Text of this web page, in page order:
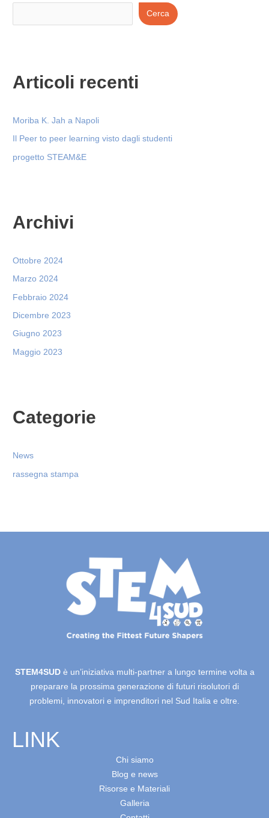
Cerca
Articoli recenti
Moriba K. Jah a Napoli
Il Peer to peer learning visto dagli studenti
progetto STEAM&E
Archivi
Ottobre 2024
Marzo 2024
Febbraio 2024
Dicembre 2023
Giugno 2023
Maggio 2023
Categorie
News
rassegna stampa
STEM4SUDè un’iniziativa multi-partner a lungo termine volta a
preparare la prossima generazione di futuri risolutori di
problemi, innovatori e imprenditori nel Sud Italia e oltre.
LINK
Chi siamo
Blog e news
Risorse e Materiali
Galleria